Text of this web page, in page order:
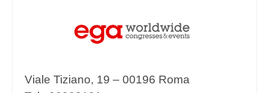
Viale Tiziano, 19 – 00196 Roma